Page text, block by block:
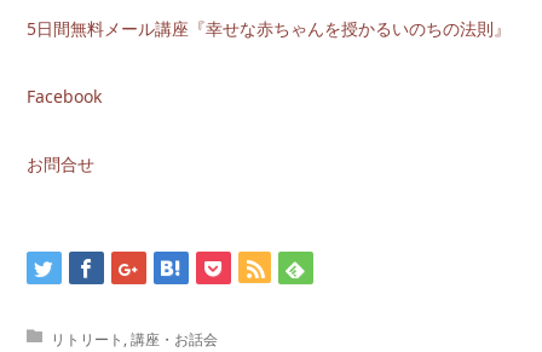
5日間無料メール講座『幸せな赤ちゃんを授かるいのちの法則』
Facebook
お問合せ
リトリート ,講座・お話会